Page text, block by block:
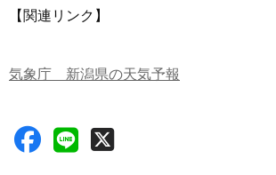
【関連リンク】
気象庁 新潟県の天気予報